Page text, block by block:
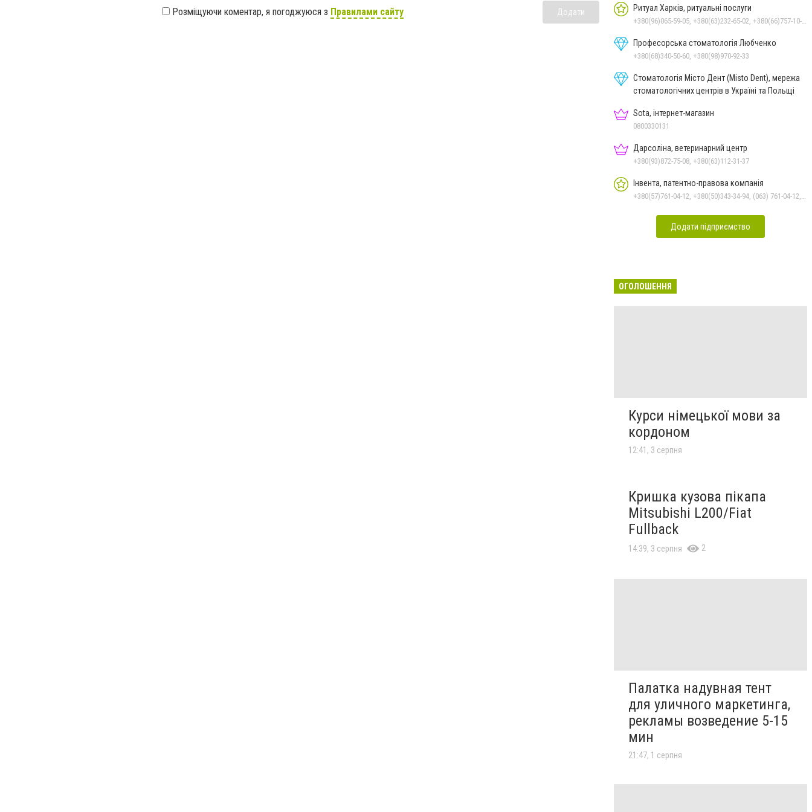
Розміщуючи коментар, я погоджуюся з Правилами сайту Додати Ритуал Харків, ритуальні послуги
Професорська стоматологія Любченко
+380(68)340-50-60, +380(98)970-92-33
Стоматологія Місто Дент (Misto Dent), мережа
стоматологічних центрів в Україні та Польщі
Sota, інтернет-магазин
0800330131
Дарсоліна, ветеринарний центр
+380(93)872-75-08, +380(63)112-31-37
Інвента, патентно-правова компанія
Додати підприємство
ОГОЛОШЕННЯ
Курси німецької мови за
кордоном
12:41, 3 серпня
Кришка кузова пікапа
Mitsubishi L200/Fiat
Fullback
14:39, 3 серпня 2
Палатка надувная тент
для уличного маркетинга,
рекламы возведение 5-15
мин
21:47, 1 серпня